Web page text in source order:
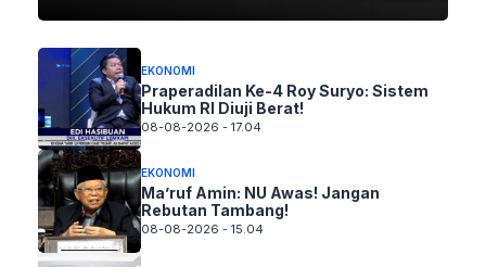
EKONOMI
Praperadilan Ke-4 Roy Suryo: Sistem
Hukum RI Diuji Berat!
08-08-2026 - 17.04
EKONOMI
Ma’ruf Amin: NU Awas! Jangan
Rebutan Tambang!
08-08-2026 - 15.04